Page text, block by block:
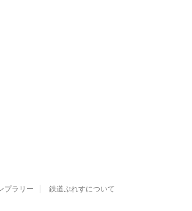
プラリー 鉄道ぷれすについて